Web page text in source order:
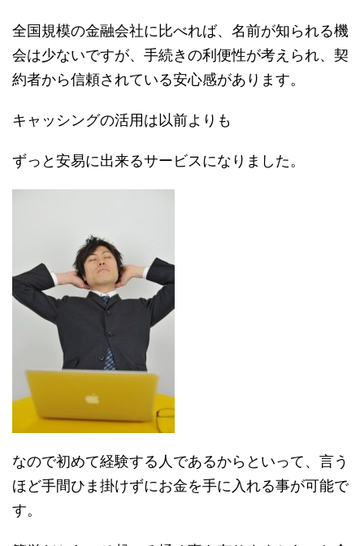
全国規模の金融会社に比べれば、名前が知られる機
会は少ないですが、手続きの利便性が考えられ、契
約者から信頼されている安心感があります。
キャッシングの活用は以前よりも
ずっと安易に出来るサービスになりました。
なので初めて経験する人であるからといって、言う
ほど手間ひま掛けずにお金を手に入れる事が可能で
す。